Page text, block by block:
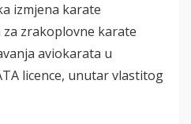
izmjena karate
zrakoplovne karate
aviokarata u
licence, unutar vlastitog